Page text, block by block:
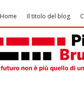
Home Il titolo del blog